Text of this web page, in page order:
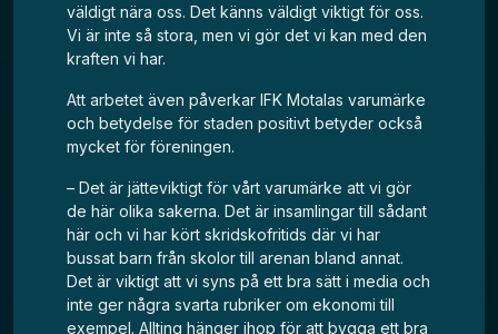
väldigt nära oss. Det känns väldigt viktigt för oss.
Vi är inte så stora, men vi gör det vi kan med den
kraften vi har.
Att arbetet även påverkar IFK Motalas varumärke
och betydelse för staden positivt betyder också
mycket för föreningen.
– Det är jätteviktigt för vårt varumärke att vi gör
de här olika sakerna. Det är insamlingar till sådant
här och vi har kört skridskofritids där vi har
bussat barn från skolor till arenan bland annat.
Det är viktigt att vi syns på ett bra sätt i media och
inte ger några svarta rubriker om ekonomi till
exempel. Allting hänger ihop för att bygga ett bra